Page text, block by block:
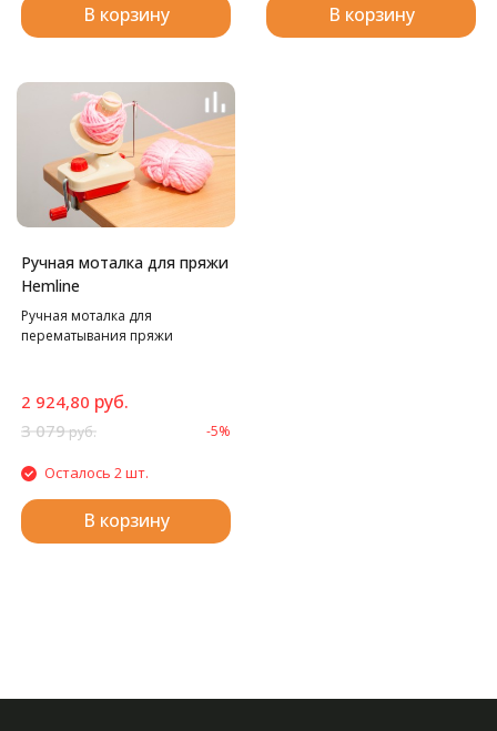
В корзину В корзину
Ручная моталка для пряжи
Hemline
Ручная моталка для
перематывания пряжи
2 924,80 руб.
3 079руб. -5%
Осталось 2 шт.
В корзину